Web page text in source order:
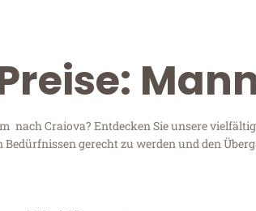
nach Craiova? Entdecken Sie unsere
gerecht zu werden und den